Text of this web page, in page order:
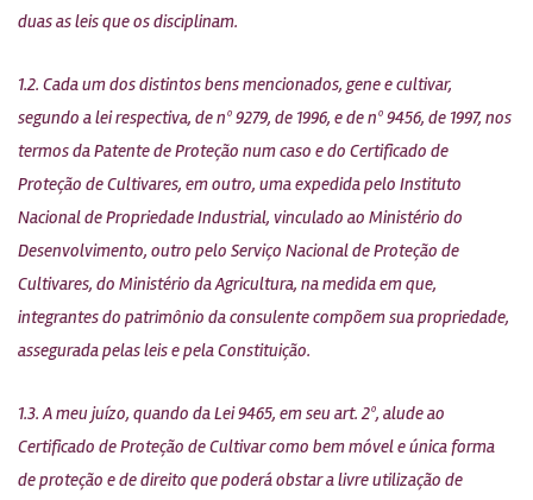
duas as leis que os disciplinam.
1.2. Cada um dos distintos bens mencionados, gene e cultivar,
segundo a lei respectiva, de nº 9279, de 1996, e de nº 9456, de 1997, nos
termos da Patente de Proteção num caso e do Certificado de
Proteção de Cultivares, em outro, uma expedida pelo Instituto
Nacional de Propriedade Industrial, vinculado ao Ministério do
Desenvolvimento, outro pelo Serviço Nacional de Proteção de
Cultivares, do Ministério da Agricultura, na medida em que,
integrantes do patrimônio da consulente compõem sua propriedade,
assegurada pelas leis e pela Constituição.
1.3. A meu juízo, quando da Lei 9465, em seu art. 2º, alude ao
Certificado de Proteção de Cultivar como bem móvel e única forma
de proteção e de direito que poderá obstar a livre utilização de